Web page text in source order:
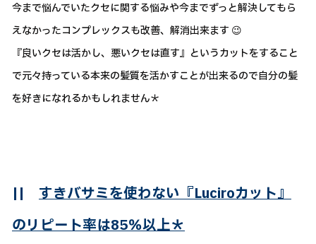
今まで悩んでいたクセに関する悩みや今までずっと解決してもら
えなかったコンプレックスも改善、解消出来ます 😉
『良いクセは活かし、悪いクセは直す』というカットをすること
で元々持っている本来の髪質を活かすことが出来るので自分の髪
を好きになれるかもしれません＊
|| すきバサミを使わない『Luciroカット』
のリピート率は85％以上＊